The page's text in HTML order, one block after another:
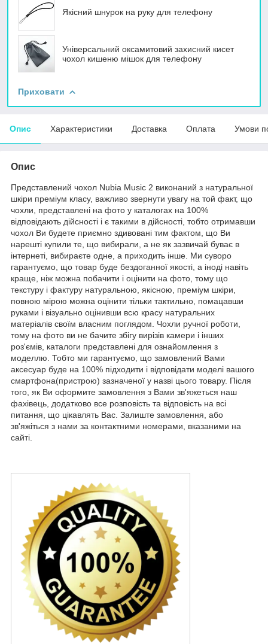
Якісний шнурок на руку для телефону
Універсальний оксамитовий захисний кисет
чохол кишеню мішок для телефону
Приховати
Опис Характеристики Доставка Оплата Умови
Опис
Представлений чохол Nubia Music 2 виконаний з натуральної
шкіри преміум класу, важливо звернути увагу на той факт, що
чохли, представлені на фото у каталогах на 100%
відповідають дійсності і є такими в дійсності, тобто отримавши
чохол Ви будете приємно здивовані тим фактом, що Ви
нарешті купили те, що вибирали, а не як зазвичай буває в
інтернеті, вибираєте одне, а приходить інше. Ми суворо
гарантуємо, що товар буде бездоганної якості, а іноді навіть
краще, ніж можна побачити і оцінити на фото, тому що
текстуру і фактуру натуральною, якісною, преміум шкіри,
повною мірою можна оцінити тільки тактильно, помацавши
руками і візуально оцінивши всю красу натуральних
матеріалів своїм власним поглядом. Чохли ручної роботи,
тому на фото ви не бачите збігу вирізів камери і інших
роз'ємів, каталоги представлені для ознайомлення з
моделлю. Тобто ми гарантуємо, що замовлений Вами
аксесуар буде на 100% підходити і відповідати моделі вашого
смартфона(пристрою) зазначеної у назві цього товару. Після
того, як Ви оформите замовлення з Вами зв'яжеться наш
фахівець, додатково все розповість та відповість на всі
питання, що цікавлять Вас. Залиште замовлення, або
зв'яжіться з нами за контактними номерами, вказаними на
сайті.